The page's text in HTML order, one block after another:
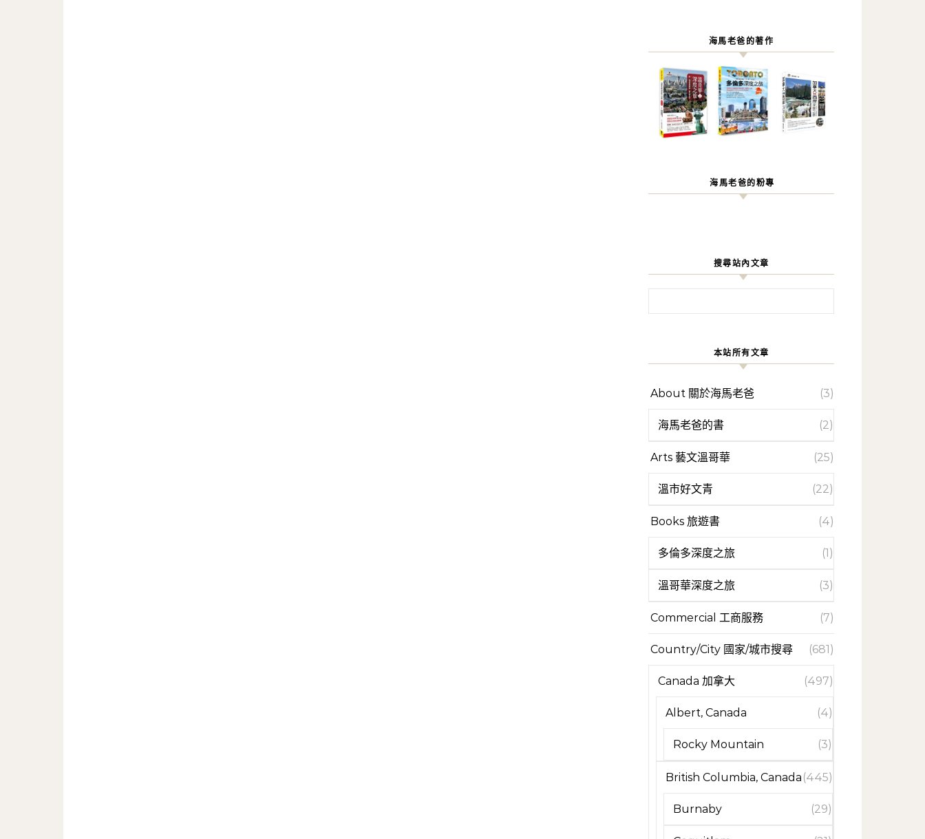
海馬老爸的著作
海馬老爸的粉專
搜尋站內文章
本站所有文章
About 關於海馬老爸 (3)
海馬老爸的書 (2)
Arts 藝文溫哥華 (25)
溫市好文青 (22)
Books 旅遊書 (4)
多倫多深度之旅 (1)
溫哥華深度之旅 (3)
Commercial 工商服務 (7)
Country/City 國家/城市搜尋 (681)
Canada 加拿大 (497)
Albert, Canada (4)
Rocky Mountain (3)
British Columbia, Canada (445)
Burnaby (29)